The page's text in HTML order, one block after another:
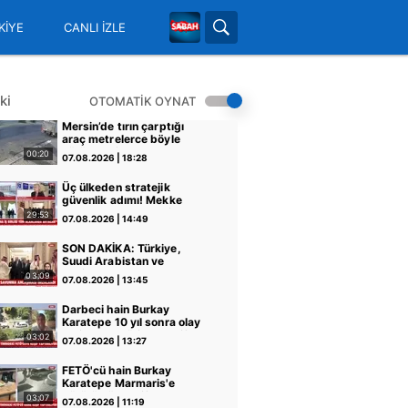
CANLI İZLE
OTOMATİK OYNAT
00:20
Mersin’de tırın çarptığı
araç metrelerce böyle
sürüklendi
07.08.2026 | 18:28
29:53
Üç ülkeden stratejik
güvenlik adımı! Mekke
Anlaşması dengeleri nasıl
değiştirecek? | Video
07.08.2026 | 14:49
03:09
SON DAKİKA: Türkiye,
Suudi Arabistan ve
Pakistan 'Mekke Savunma
Anlaşması'nı imzaladı!
görüşme | Video
07.08.2026 | 13:45
03:02
Darbeci hain Burkay
Karatepe 10 yıl sonra olay
yerinde! Teröriste keşif
yaptırıyor: Ekipler suikast
07.08.2026 | 13:27
03:07
FETÖ'cü hain Burkay
Karatepe Marmaris'e
götürüldü: Keşif
07.08.2026 | 11:19